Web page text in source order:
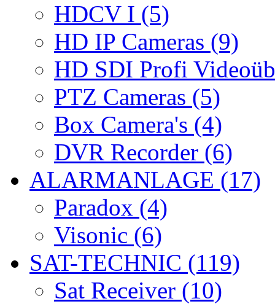
HDCV I (5)
HD IP Cameras (9)
HD SDI Profi
PTZ Cameras (5)
Box Camera's (4)
DVR Recorder (6)
ALARMANLAGE (17)
Paradox (4)
Visonic (6)
SAT-TECHNIC (119)
Sat Receiver (10)